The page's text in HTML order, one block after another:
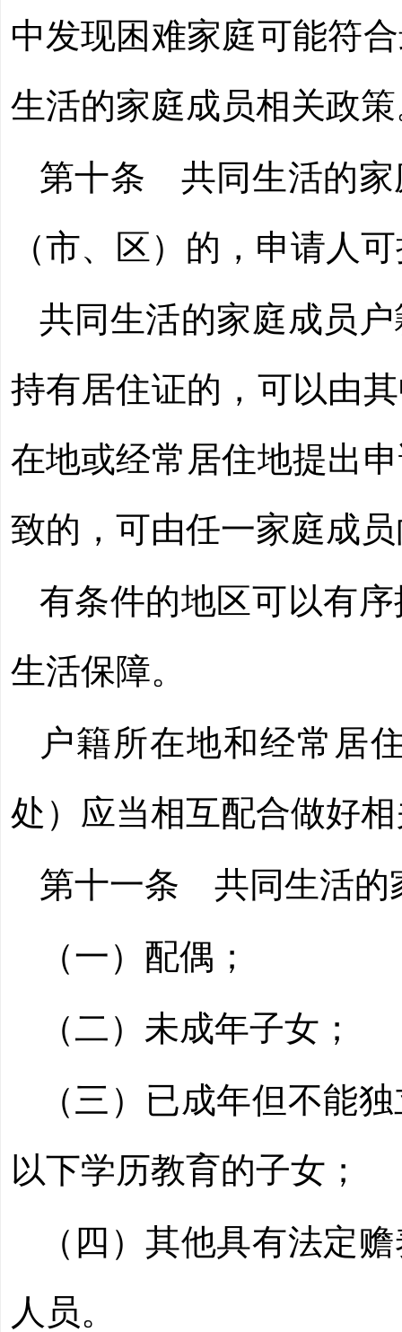
中发现困难家庭可能符
生活的家庭成员相关政
第十条 共同生活的家
（市、区）的，申请人
共同生活的家庭成员
持有居住证的，可以由
在地或经常居住地提出
致的，可由任一家庭成
有条件的地区可以有
生活保障。
户籍所在地和经常居
处）应当相互配合做好
第十一条 共同生活的
（一）配偶；
（二）未成年子女；
（三）已成年但不能
以下学历教育的子女；
（四）其他具有法定
人员。